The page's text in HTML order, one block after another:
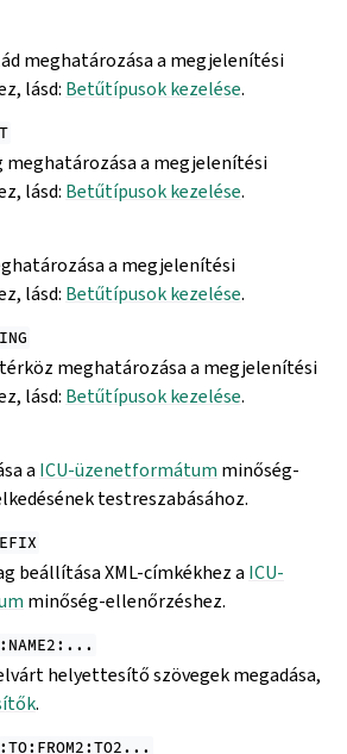
meghatározása a megjelenítési
lásd: Betűtípusok kezelése.
meghatározása a megjelenítési
lásd: Betűtípusok kezelése.
a megjelenítési
lásd: Betűtípusok kezelése.
meghatározása a megjelenítési
lásd: Betűtípusok kezelése.
a ICU-üzenetformátum minőség-
testreszabásához.
beállítása XML-címkékhez a ICU-
minőség-ellenőrzéshez.
helyettesítő szövegek megadása,
.